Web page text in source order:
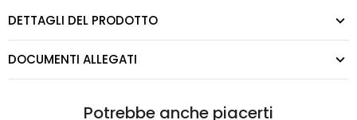
DETTAGLI DEL PRODOTTO
DOCUMENTI ALLEGATI
Potrebbe anche piacerti